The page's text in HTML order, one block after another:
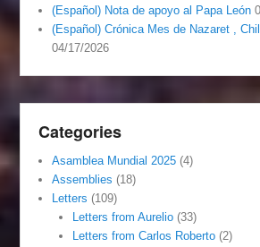
(Español) Nota de apoyo al Papa León
(Español) Crónica Mes de Nazaret ,
04/17/2026
Categories
Asamblea Mundial 2025 (4)
Assemblies (18)
Letters (109)
Letters from Aurelio(33)
Letters from Carlos Roberto(2)